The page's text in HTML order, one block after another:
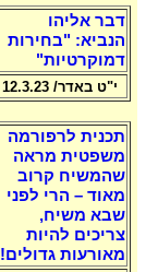
דבר אליהו
הנביא: "בחירות
דמוקרטיות"
י"ט באדר/ 12.3.23
תכנית לרפורמה
משפטית מראה
שהמשיח קרוב
מאוד – הרי לפני
שבא משיח,
צריכים להיות
מאורעות גדולים!